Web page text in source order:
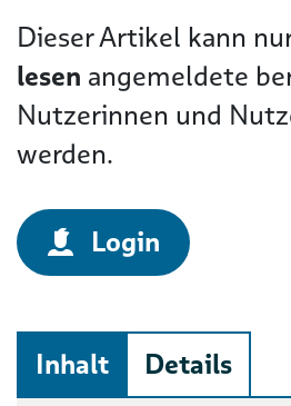
Dieser Artikel kann
lesen angemeldete
Nutzerinnen und
werden.
Login
Inhalt Details